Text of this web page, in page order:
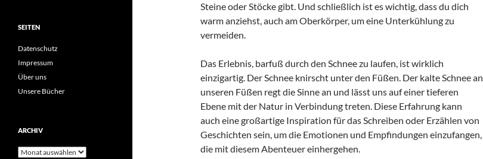
Steine oder Stöcke gibt. Und schließlich ist es wichtig, dass du dich
warm anziehst, auch am Oberkörper, um eine Unterkühlung zu
vermeiden.
Das Erlebnis, barfuß durch den Schnee zu laufen, ist wirklich
einzigartig. Der Schnee knirscht unter den Füßen. Der kalte Schnee an
unseren Füßen regt die Sinne an und lässt uns auf einer tieferen
Ebene mit der Natur in Verbindung treten. Diese Erfahrung kann
auch eine großartige Inspiration für das Schreiben oder Erzählen von
Geschichten sein, um die Emotionen und Empfindungen einzufangen,
die mit diesem Abenteuer einhergehen.
SEITEN
Datenschutz
Impressum
Über uns
Unsere Bücher
ARCHIV
Archiv